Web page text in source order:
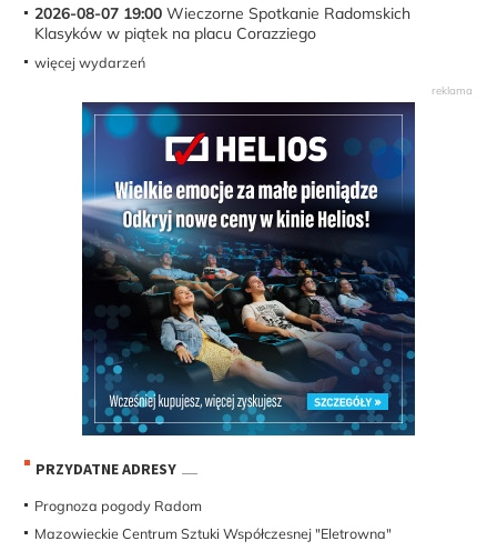
2026-08-07 19:00 Wieczorne Spotkanie Radomskich
Klasyków w piątek na placu Corazziego
więcej wydarzeń
PRZYDATNE ADRESY
Prognoza pogody Radom
Mazowieckie Centrum Sztuki Współczesnej "Eletrowna"